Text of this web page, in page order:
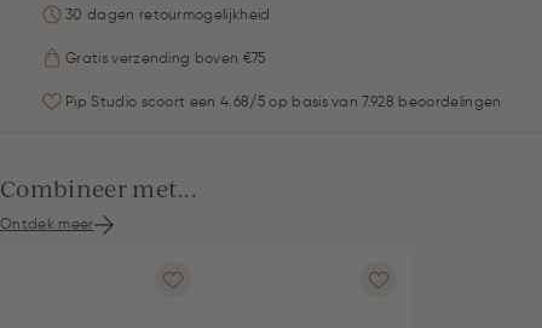
30 dagen retourmogelijkheid
Gratis verzending boven €75
Pip Studio scoort een 4.68/5 op basis van 7.928 beoordelingen
Combineer met...
Ontdek meer